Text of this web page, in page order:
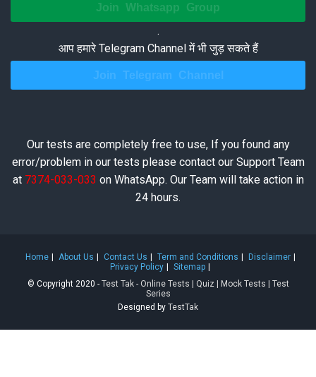
Join Whatsapp Group
.
आप हमारे Telegram Channel में भी जुड़ सकते हैं
Join Telegram Channel
Our tests are completely free to use, If you found any
error/problem in our tests please contact our Support Team
at 7374-033-033 on WhatsApp. Our Team will take action in
24 hours.
Home About Us Contact Us Term and Conditions
Disclaimer
Privacy Policy
Sitemap
© Copyright 2020 - Test Tak - Online Tests | Quiz | Mock Tests | Test
Series
Designed by TestTak